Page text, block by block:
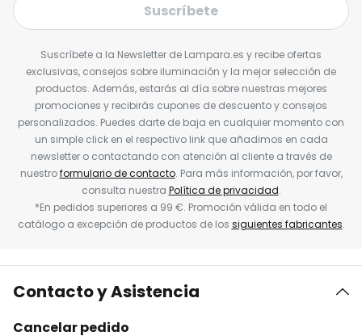
Suscríbete
Suscríbete a la Newsletter de Lampara.es y recibe ofertas
exclusivas, consejos sobre iluminación y la mejor selección de
productos. Además, estarás al día sobre nuestras mejores
promociones y recibirás cupones de descuento y consejos
personalizados. Puedes darte de baja en cualquier momento con
un simple click en el respectivo link que añadimos en cada
newsletter o contactando con atención al cliente a través de
nuestroformulario de contacto. Para más información, por favor,
consulta nuestra Política de privacidad.
*En pedidos superiores a 99 €. Promoción válida en todo el
catálogo a excepción de productos de los siguientes fabricantes.
Contacto y Asistencia
Cancelar pedido